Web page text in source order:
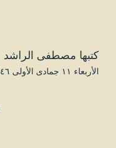
كتبها مصطفى الراشد
الأربعاء ۱۱ جمادى الأولى ۱٤٤٦ هـ الموافق ۱۳ نوفمبر ۲۰۲٤ مـ |